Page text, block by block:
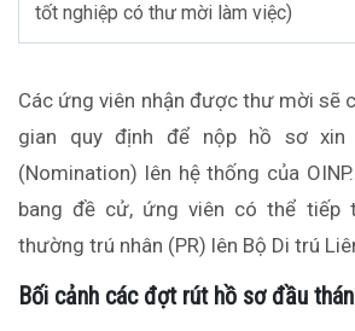
tốt nghiệp có thư mời làm việc)
Các ứng viên nhận được thư mời sẽ
gian quy định để nộp hồ sơ
(Nomination) lên hệ thống của
bang đề cử, ứng viên có thể tiếp
thường trú nhân (PR) lên Bộ Di trú
Bối cảnh các đợt rút hồ sơ đầu